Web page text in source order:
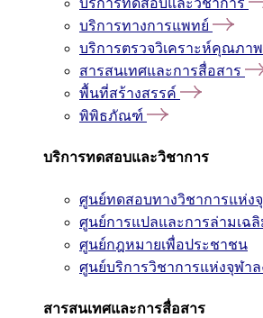
บริการทดสอบและวิชาการ
บริการทางการแพทย์
บริการตรวจวิเคราะห์คุณภาพ
สารสนเทศและการสื่อสาร
พื้นที่สร้างสรรค์
พิพิธภัณฑ์
บริการทดสอบและวิชาการ
ศูนย์ทดสอบทางวิชาการแห่ง
ศูนย์การแปลและการล่ามเฉลิ
ศูนย์กฎหมายเพื่อประชาชน
ศูนย์บริการวิชาการแห่งจุฬา
สารสนเทศและการสื่อสาร